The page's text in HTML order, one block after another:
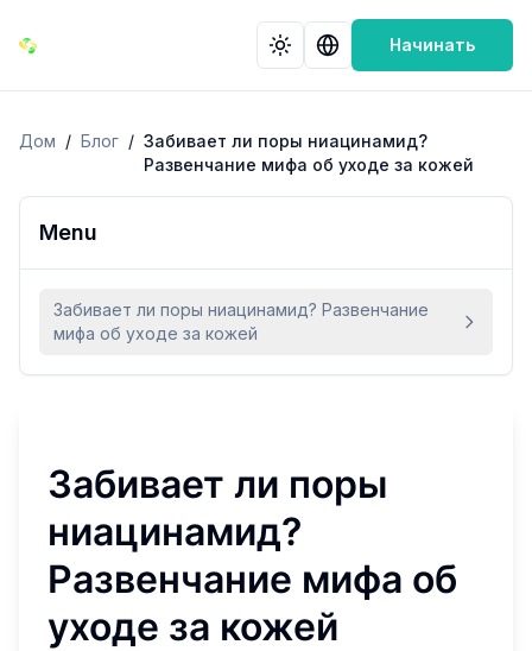
Начинать
Дом / Блог / Забивает ли поры ниацинамид?
Развенчание мифа об уходе за кожей
Menu
Забивает ли поры ниацинамид? Развенчание
мифа об уходе за кожей
Забивает ли поры
ниацинамид?
Развенчание мифа об
уходе за кожей